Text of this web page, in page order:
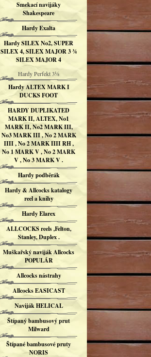
Smekací navijáky
Shakespeare
Hardy Exalta
Hardy SILEX No2, SUPER
SILEX 4, SILEX MAJOR 3 ¾
SILEX MAJOR 4
Hardy Perfekt 3⅛
Hardy ALTEX MARK I
DUCKS FOOT
HARDY DUPLIKATED
MARK II, ALTEX, No1
MARK II, No2 MARK III,
No3 MARK III , No 2 MARK
IIII , No 2 MARK IIII RH ,
No 1 MARK V , No 2 MARK
V , No 3 MARK V .
Hardy podběrák
Hardy & Allcocks katalogy
reel a knihy
Hardy Elarex
ALLCOCKS reels ,Felton,
Stanley, Duplex .
Muškařský naviják Allcocks
POPULÁR
Allcocks nástrahy
Allcocks EASICAST
Naviják HELICAL
Štípaný bambusový prut
Milward
Štípané bambusové pruty
NORIS